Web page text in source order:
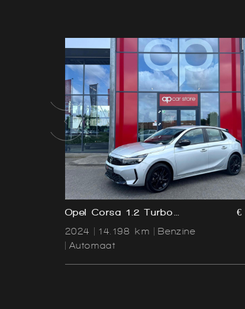
Opel Corsa 1.2 Turbo
Parksens | Carplay | Dode
hoeksensor | Black Pakket |
2024 14.198 km
Benzine
Automaat
€
Vorige